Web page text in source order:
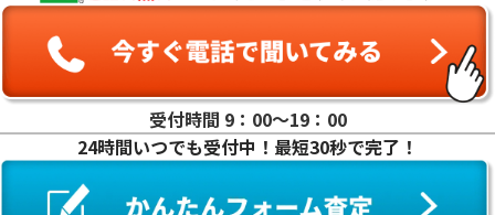
受付時間 9：00〜19：00
24時間いつでも受付中！最短30秒で完了！